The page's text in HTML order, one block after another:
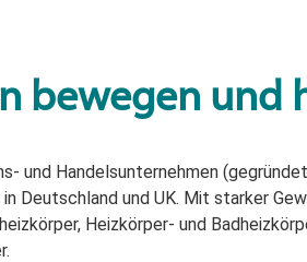
bewegen und
und Handelsunternehmen
Deutschland und UK. Mit starker
Heizkörper- und